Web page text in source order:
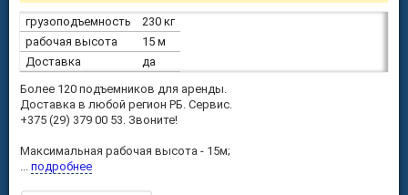
грузоподъемность
230 кг
рабочая высота
15 м
Доставка
да
Более 120 подъемников для аренды.
Доставка в любой регион РБ. Сервис.
+375 (29) 379 00 53. Звоните!
Максимальная рабочая высота - 15м;
... подробнее